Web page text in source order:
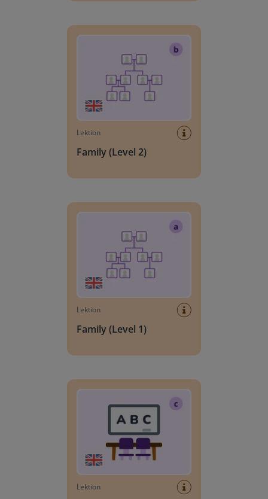
Lektion
Family (Level 2)
Lektion
Family (Level 1)
Lektion